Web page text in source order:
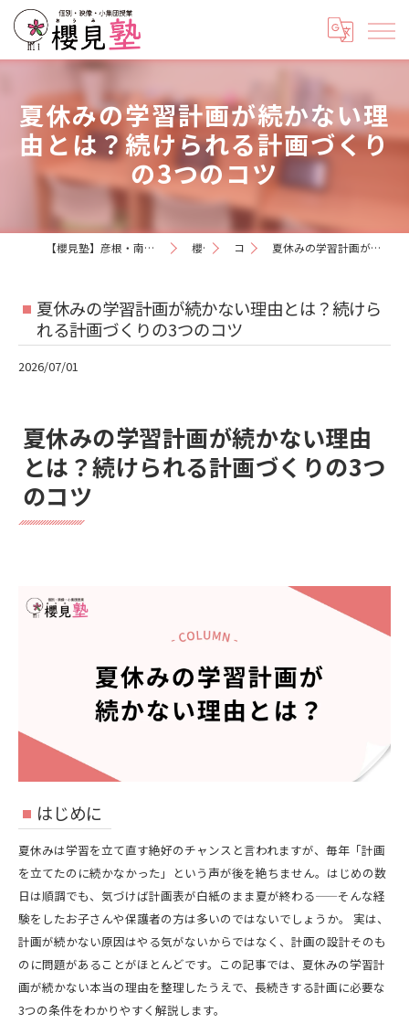
夏休みの学習計画が続かない理
由とは？続けられる計画づくり
の3つのコツ
【櫻見塾】彦根・南彦根の小学生と中学生専門の個別指導塾《5教科対応》 櫻見日記 コラム 夏休みの学習計画が続かない理由とは？続けられる計画づくりの3つのコツ
夏休みの学習計画が続かない理由とは？続けら
れる計画づくりの3つのコツ
2026/07/01
夏休みの学習計画が続かない理由
とは？続けられる計画づくりの3つ
のコツ
はじめに
夏休みは学習を立て直す絶好のチャンスと言われますが、毎年「計画
を立てたのに続かなかった」という声が後を絶ちません。はじめの数
日は順調でも、気づけば計画表が白紙のまま夏が終わる——そんな経
験をしたお子さんや保護者の方は多いのではないでしょうか。 実は、
計画が続かない原因はやる気がないからではなく、計画の設計そのも
のに問題があることがほとんどです。この記事では、夏休みの学習計
画が続かない本当の理由を整理したうえで、長続きする計画に必要な
3つの条件をわかりやすく解説します。